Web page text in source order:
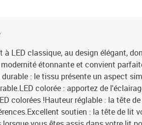
à LED classique, au design élégant,
étonnante et convient
: le tissu présente un aspect
colorée : apportez de
colorées !Hauteur réglable : la tête
soutien : la tête de lit